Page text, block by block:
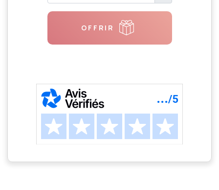
OFFRIR